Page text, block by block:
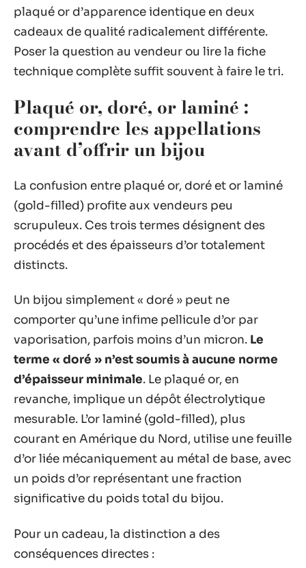
plaqué or d’apparence identique en deux
cadeaux de qualité radicalement différente.
Poser la question au vendeur ou lire la fiche
technique complète suffit souvent à faire le tri.
Plaqué or, doré, or laminé :
comprendre les appellations
avant d’offrir un bijou
La confusion entre plaqué or, doré et or laminé
(gold-filled) profite aux vendeurs peu
scrupuleux. Ces trois termes désignent des
procédés et des épaisseurs d’or totalement
distincts.
Un bijou simplement « doré » peut ne
comporter qu’une infime pellicule d’or par
vaporisation, parfois moins d’un micron. Le
terme « doré » n’est soumis à aucune norme
d’épaisseur minimale. Le plaqué or, en
revanche, implique un dépôt électrolytique
mesurable. L’or laminé (gold-filled), plus
courant en Amérique du Nord, utilise une feuille
d’or liée mécaniquement au métal de base, avec
un poids d’or représentant une fraction
significative du poids total du bijou.
Pour un cadeau, la distinction a des
conséquences directes :